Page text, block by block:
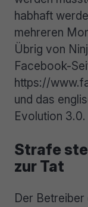
habhaft
mehreren
Übrig von
Facebook-
https://
und das
Evolution 3.0.
Strafe
zur Tat
Der